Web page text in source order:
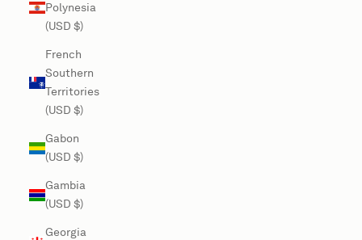
Polynesia
(USD $)
French
Southern
Territories
(USD $)
Gabon
(USD $)
Gambia
(USD $)
Georgia